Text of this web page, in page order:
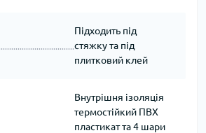
Підходить під
стяжку та під
плитковий клей
Внутрішня ізоляція
термостійкий ПВХ
пластикат та 4 шари